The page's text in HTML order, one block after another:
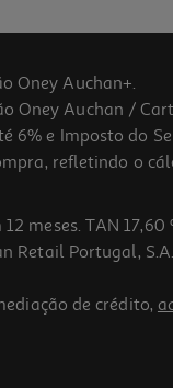
Oney Auchan+.
Oney Auchan /
6% e Imposto do
refletindo o
meses. TAN
Retail Portugal,
de crédito,